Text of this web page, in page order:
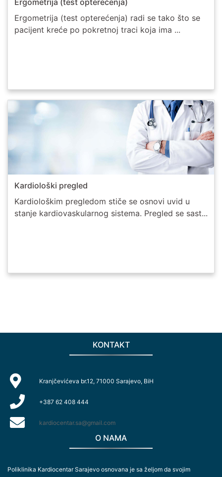
Ergometrija (test opterećenja) radi se tako što se
pacijent kreće po pokretnoj traci koja ima ...
Kardiološki pregled
Kardiološkim pregledom stiče se osnovi uvid u
stanje kardiovaskularnog sistema. Pregled se sast...
KONTAKT
Kranjčevićeva br.12, 71000 Sarajevo, BiH
+387 62 408 444
kardiocentar.sa@gmail.com
O NAMA
Poliklinika Kardiocentar Sarajevo osnovana je sa željom da svojim